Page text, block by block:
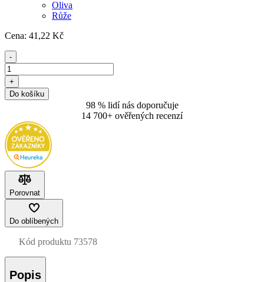
Oliva
Růže
Cena: 41 ,22 Kč
-
+
Do košíku
98 % lidí nás doporučuje
14 700+ ověřených recenzí
Porovnat
Do oblíbených
Kód produktu 73578
Popis